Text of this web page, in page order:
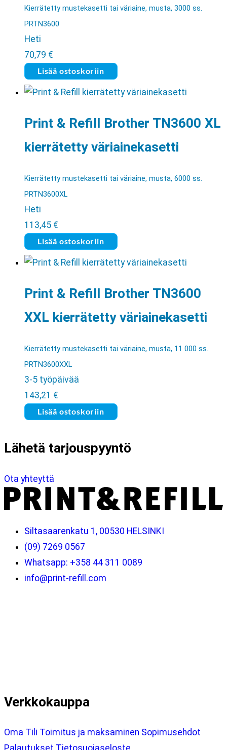
Kierrätetty mustekasetti tai väriaine, musta, 3000 ss.
PRTN3600
Heti
70,79 €
Lisää ostoskoriin
Print & Refill Brother TN3600 XL
kierrätetty väriainekasetti
Kierrätetty mustekasetti tai väriaine, musta, 6000 ss.
PRTN3600XL
Heti
113,45 €
Lisää ostoskoriin
Print & Refill Brother TN3600
XXL kierrätetty väriainekasetti
Kierrätetty mustekasetti tai väriaine, musta, 11 000 ss.
PRTN3600XXL
3-5 työpäivää
143,21 €
Lisää ostoskoriin
Lähetä tarjouspyyntö
Ota yhteyttä
Siltasaarenkatu 1, 00530 HELSINKI
(09) 7269 0567
Whatsapp: +358 44 311 0089
info@print-refill.com
Verkkokauppa
Oma Tili Toimitus ja maksaminen Sopimusehdot